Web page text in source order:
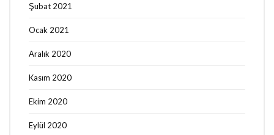
Şubat 2021
Ocak 2021
Aralık 2020
Kasım 2020
Ekim 2020
Eylül 2020